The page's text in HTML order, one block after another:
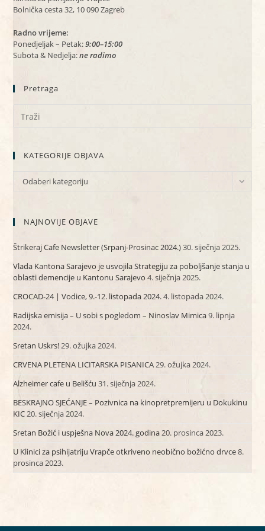
Bolnička cesta 32, 10 090 Zagreb
Radno vrijeme:
Ponedjeljak – Petak:9:00–15:00
Subota & Nedjelja:ne radimo
Pretraga
KATEGORIJE OBJAVA
KATEGORIJE
Odaberi kategoriju
NAJNOVIJE OBJAVE
Štrikeraj Cafe Newsletter (Srpanj-Prosinac 2024.)30. siječnja 2025.
Vlada Kantona Sarajevo je usvojila Strategiju za poboljšanje stanja u
oblasti demencije u Kantonu Sarajevo 4. siječnja 2025.
CROCAD-24 | Vodice, 9.-12. listopada 2024.4. listopada 2024.
Radijska emisija – U sobi s pogledom – Ninoslav Mimica9. lipnja
2024.
Sretan Uskrs!29. ožujka 2024.
CRVENA PLETENA LICITARSKA PISANICA29. ožujka 2024.
Alzheimer cafe u Belišću 31. siječnja 2024.
BESKRAJNO SJEĆANJE – Pozivnica na kinopretpremijeru u Dokukinu
KIC20. siječnja 2024.
Sretan Božić i uspješna Nova 2024. godina20. prosinca 2023.
U Klinici za psihijatriju Vrapče otkriveno neobično božićno drvce8.
prosinca 2023.